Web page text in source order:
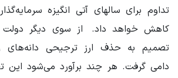
تداوم برای سالهای آتی انگیزه
تصمیم به حذف ارز ترجیحی دانه‌های
دامی گرفت. هر چند برآورد می‌شود این